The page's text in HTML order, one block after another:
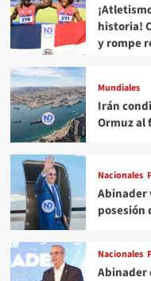
historia!
y rompe
Mundiales
Irán
Ormuz al
Nacionales
Abinader
posesión
Nacionales
Abinader